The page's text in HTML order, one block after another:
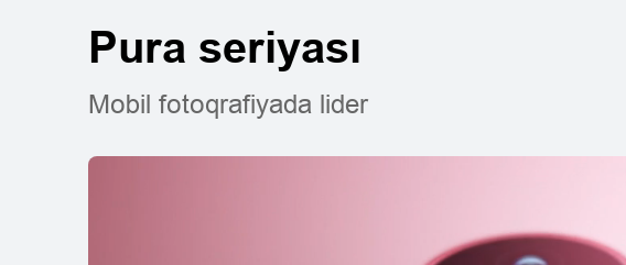
Pura seriyası
Mobil fotoqrafiyada lider